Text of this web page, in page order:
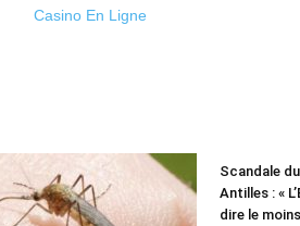
Casino En Ligne
Scandale
Antilles : «
dire le